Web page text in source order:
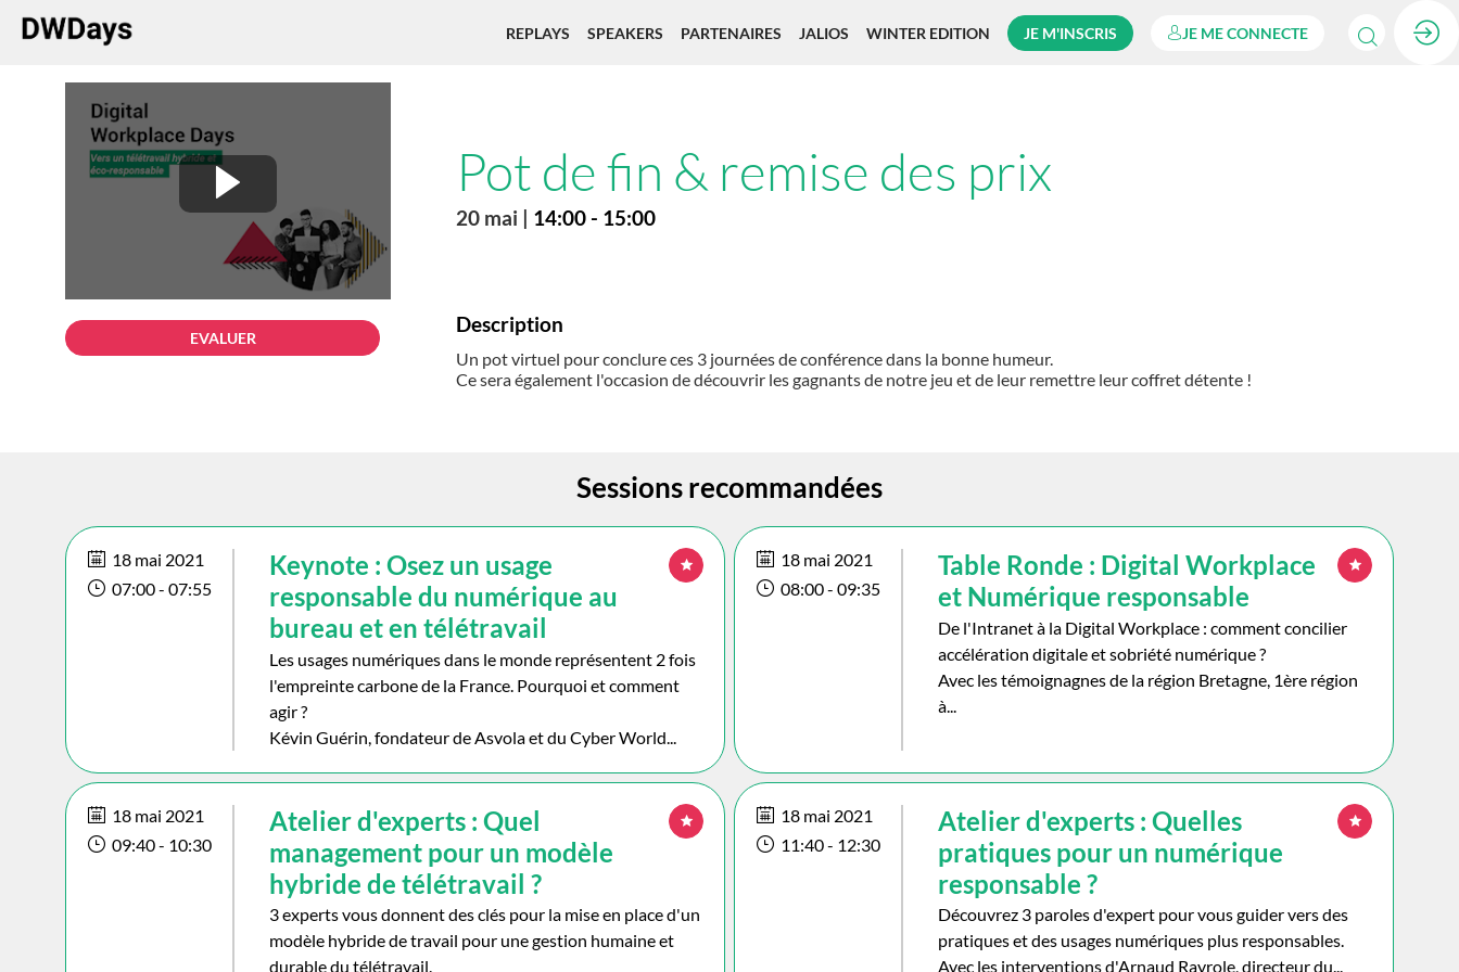
REPLAYS SPEAKERS PARTENAIRES JALIOS WINTER EDITION JE M'INSCRIS JE ME CONNECTE
Pot de fin & remise des prix
20 mai 14:00 - 15:00
EVALUER
Description
Un pot virtuel pour conclure ces 3 journées de conférence dans la bonne humeur.
Ce sera également l'occasion de découvrir les gagnants de notre jeu et de leur remettre leur coffret détente !
Sessions recommandées
18 mai 2021
07:00 - 07:55
Keynote : Osez un usage
responsable du numérique au
bureau et en télétravail
Les usages numériques dans le monde représentent 2 fois
l'empreinte carbone de la France. Pourquoi et comment
agir ?
Kévin Guérin, fondateur de Asvola et du Cyber World...
18 mai 2021
08:00 - 09:35
Table Ronde : Digital Workplace
et Numérique responsable
De l'Intranet à la Digital Workplace : comment concilier
accélération digitale et sobriété numérique ?
Avec les témoignagnes de la région Bretagne, 1ère région
à...
18 mai 2021
09:40 - 10:30
Atelier d'experts : Quel
management pour un modèle
hybride de télétravail ?
3 experts vous donnent des clés pour la mise en place d'un
modèle hybride de travail pour une gestion humaine et
durable du télétravail.
18 mai 2021
11:40 - 12:30
Atelier d'experts : Quelles
pratiques pour un numérique
responsable ?
Découvrez 3 paroles d'expert pour vous guider vers des
pratiques et des usages numériques plus responsables.
Avec les interventions d'Arnaud Rayrole, directeur du...